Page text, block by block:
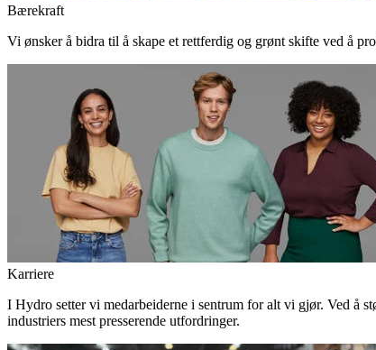
Bærekraft
Vi ønsker å bidra til å skape et rettferdig og grønt skifte ved å
Karriere
I Hydro setter vi medarbeiderne i sentrum for alt vi gjør. Ved å
industriers mest presserende utfordringer.